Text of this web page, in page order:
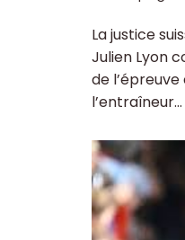
La justice
Julien Lyon
de
l’entraîneur…